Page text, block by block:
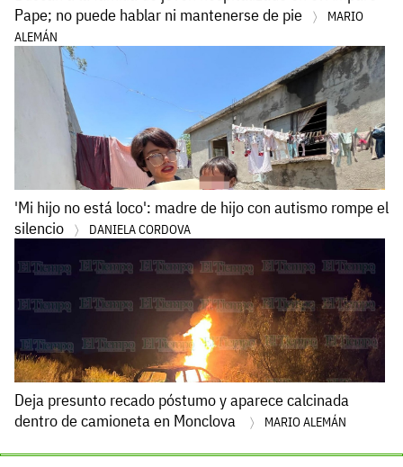
Pape; no puede hablar ni mantenerse de pie
MARIO
ALEMÁN
'Mi hijo no está loco': madre de hijo con autismo rompe el
silencio
DANIELA CORDOVA
Deja presunto recado póstumo y aparece calcinada
dentro de camioneta en Monclova
MARIO ALEMÁN